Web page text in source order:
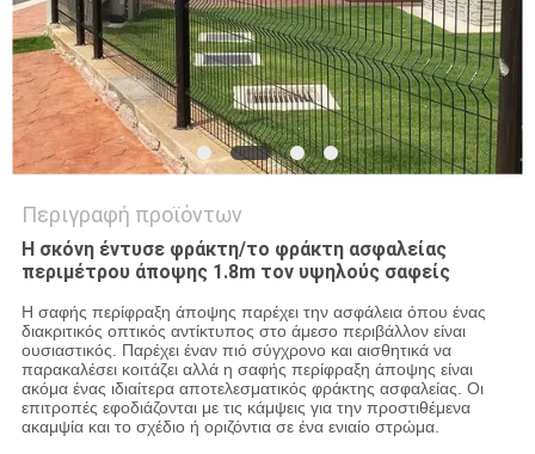
Περιγραφή προϊόντων
Η σκόνη έντυσε φράκτη/το φράκτη ασφαλείας
περιμέτρου άποψης 1.8m τον υψηλούς σαφείς
Η σαφής περίφραξη άποψης παρέχει την ασφάλεια όπου ένας
διακριτικός οπτικός αντίκτυπος στο άμεσο περιβάλλον είναι
ουσιαστικός. Παρέχει έναν πιό σύγχρονο και αισθητικά να
παρακαλέσει κοιτάζει αλλά η σαφής περίφραξη άποψης είναι
ακόμα ένας ιδιαίτερα αποτελεσματικός φράκτης ασφαλείας. Οι
επιτροπές εφοδιάζονται με τις κάμψεις για την προστιθέμενα
ακαμψία και το σχέδιο ή οριζόντια σε ένα ενιαίο στρώμα.